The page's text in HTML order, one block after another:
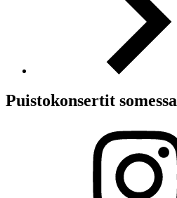
Puistokonsertit somessa